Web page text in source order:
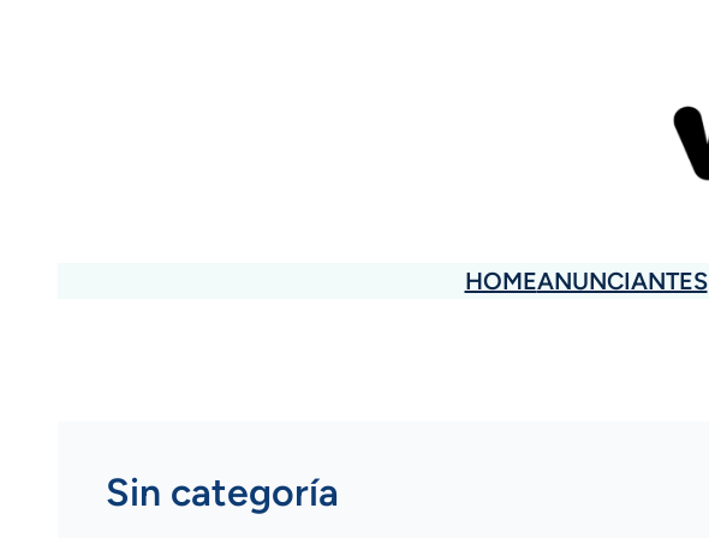
HOMEANUNCIANTES
Sin categoría